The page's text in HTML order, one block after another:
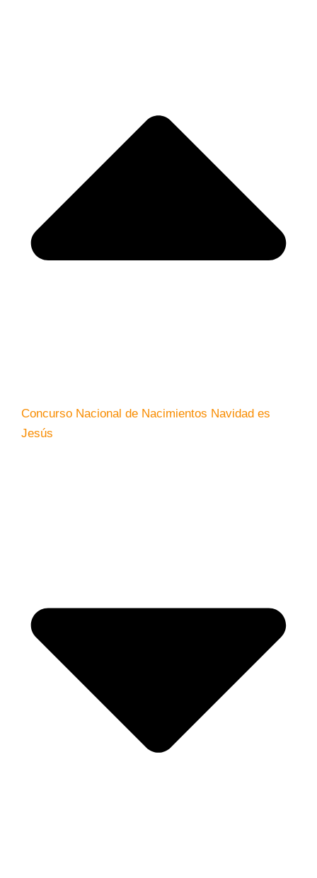
Concurso Nacional de Nacimientos Navidad es
Jesús